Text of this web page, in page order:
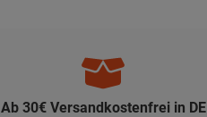
Ab 30€ Versandkostenfrei in DE